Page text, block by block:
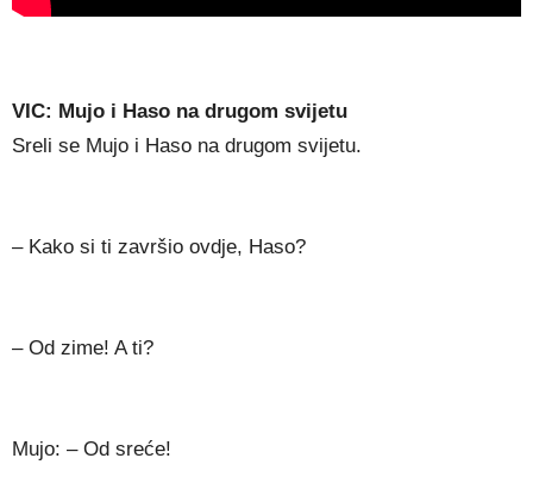
VIC: Mujo i Haso na drugom svijetu
Sreli se Mujo i Haso na drugom svijetu.
– Kako si ti završio ovdje, Haso?
– Od zime! A ti?
Mujo: – Od sreće!